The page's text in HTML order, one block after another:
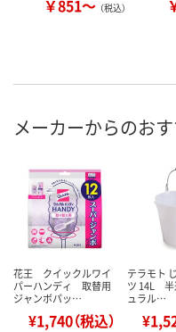
￥851～ （税込）
メーカーからのお
花王 クイックルワイ
パーハンディ 取替用
ジャンボパッ…
¥1,740（税込）
テラモト
ツ 14L
ュラル…